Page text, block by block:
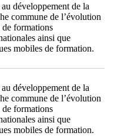
développement de la
commune de l’évolution
de formations
ainsi que
mobiles de formation.
développement de la
commune de l’évolution
de formations
ainsi que
mobiles de formation.